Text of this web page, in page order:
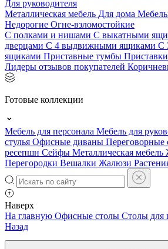
Для руководителя
Металлическая мебель Для дома
Недорогие Огне-взломостойкие
С полками и нишами С выкатными
дверцами С 4 выдвижными ящиками С
ящиками Приставные тумбы
Лидеры отзывов покупателей
Готовые коллекции
Мебель для персонала Мебель для
стулья Офисные диваны Переговорные
ресепшн Сейфы Металлическая мебель
Перегородки Вешалки Жалюзи
Наверх
На главную Офисные столы Столы для
Назад